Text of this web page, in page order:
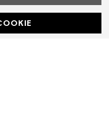
mavarreda@pec.it